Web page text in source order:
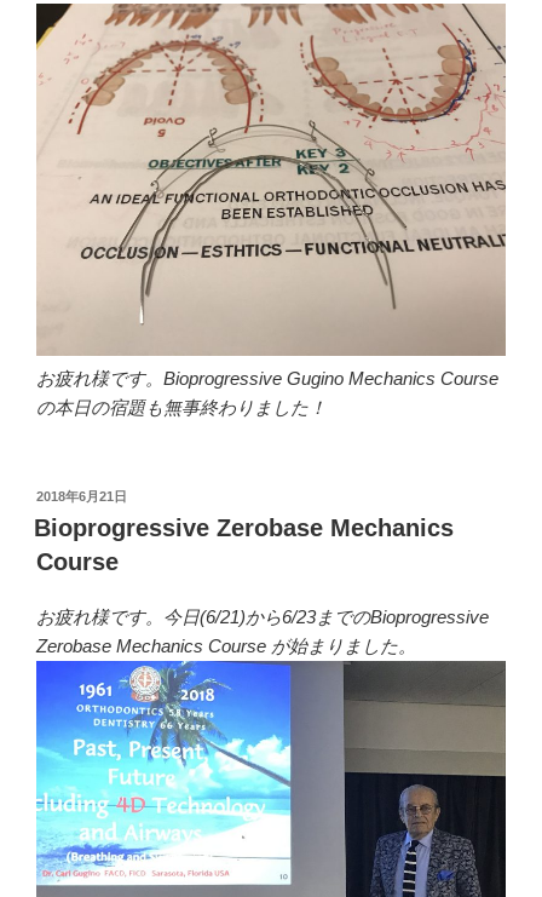
お疲れ様です。Bioprogressive Gugino Mechanics Course
の本日の宿題も無事終わりました！
投
稿
日:
2018年6月21日
Bioprogressive Zerobase Mechanics
Course
お疲れ様です。今日(6/21)から6/23までのBioprogressive
Zerobase Mechanics Course が始まりました。